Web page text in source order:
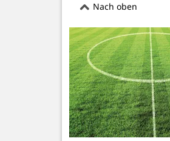
Nach oben